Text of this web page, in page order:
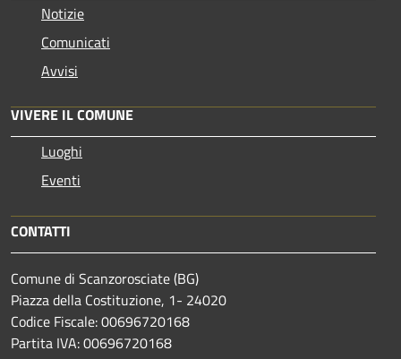
Notizie
Comunicati
Avvisi
VIVERE IL COMUNE
Luoghi
Eventi
CONTATTI
Comune di Scanzorosciate (BG)
Piazza della Costituzione, 1- 24020
Codice Fiscale: 00696720168
Partita IVA: 00696720168